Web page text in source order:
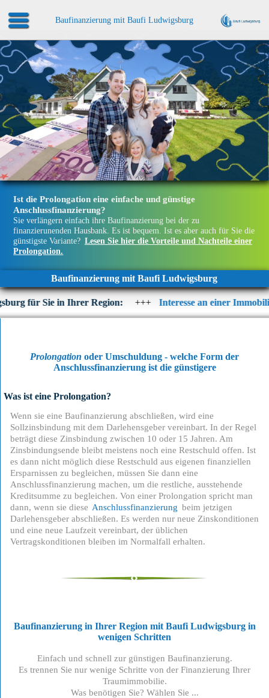
Baufinanzierung mit Baufi Ludwigsburg
Ist die Prolongation eine einfache und günstige
Anschlussfinanzierung?
Sie verlängern einfach ihre Baufinanzierung bei der zu
finanzierunenden Hausbank. Es ist bequem. Ist es aber auch für Sie die
günstigste Variante? Lesen Sie hier die Vorteile und Nachteile einer
Prolongation.
Baufinanzierung mit Baufi Ludwigsburg
Sie in Ihrer Region: +++ Interesse an einer
Prolongation oder Umschuldung - welche Form der
Anschlussfinanzierung ist die günstigere
Was ist eine Prolongation?
Wenn sie eine Baufinanzierung abschließen, wird eine
Sollzinsbindung mit dem Darlehensgeber vereinbart. In der Regel
beträgt diese Zinsbindung zwischen 10 oder 15 Jahren. Am
Zinsbindungsende bleibt meistens noch eine Restschuld offen. Ist
es dann nicht möglich diese Restschuld aus eigenen finanziellen
Ersparnissen zu begleichen, müssen Sie dann eine
Anschlussfinanzierung machen, um die restliche, ausstehende
Kreditsumme zu begleichen. Von einer Prolongation spricht man
dann, wenn sie diese Anschlussfinanzierung beim jetzigen
Darlehensgeber abschließen. Es werden nur neue Zinskonditionen
und eine neue Laufzeit vereinbart, der üblichen
Vertragskonditionen bleiben im Normalfall erhalten.
Baufinanzierung in Ihrer Region mit Baufi Ludwigsburgin
wenigen Schritten
Einfach und schnell zur günstigen Baufinanzierung.
Es trennen Sie nur wenige Schritte von der Finanzierung Ihrer
Traumimmobilie.
Was benötigen Sie? Wählen Sie ...